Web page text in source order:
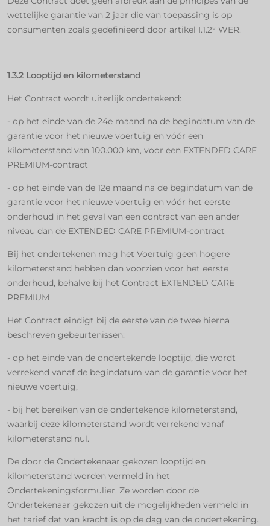
wettelijke garantie van 2 jaar die van toepassing is op
consumenten zoals gedefinieerd door artikel I.1.2° WER.
1.3.2 Looptijd en kilometerstand
Het Contract wordt uiterlijk ondertekend:
- op het einde van de 24e maand na de begindatum van de
garantie voor het nieuwe voertuig en vóór een
kilometerstand van 100.000 km, voor een EXTENDED CARE
PREMIUM-contract
- op het einde van de 12e maand na de begindatum van de
garantie voor het nieuwe voertuig en vóór het eerste
onderhoud in het geval van een contract van een ander
niveau dan de EXTENDED CARE PREMIUM-contract
Bij het ondertekenen mag het Voertuig geen hogere
kilometerstand hebben dan voorzien voor het eerste
onderhoud, behalve bij het Contract EXTENDED CARE
PREMIUM
Het Contract eindigt bij de eerste van de twee hierna
beschreven gebeurtenissen:
- op het einde van de ondertekende looptijd, die wordt
verrekend vanaf de begindatum van de garantie voor het
nieuwe voertuig,
- bij het bereiken van de ondertekende kilometerstand,
waarbij deze kilometerstand wordt verrekend vanaf
kilometerstand nul.
De door de Ondertekenaar gekozen looptijd en
kilometerstand worden vermeld in het
Ondertekeningsformulier. Ze worden door de
Ondertekenaar gekozen uit de mogelijkheden vermeld in
het tarief dat van kracht is op de dag van de ondertekening.